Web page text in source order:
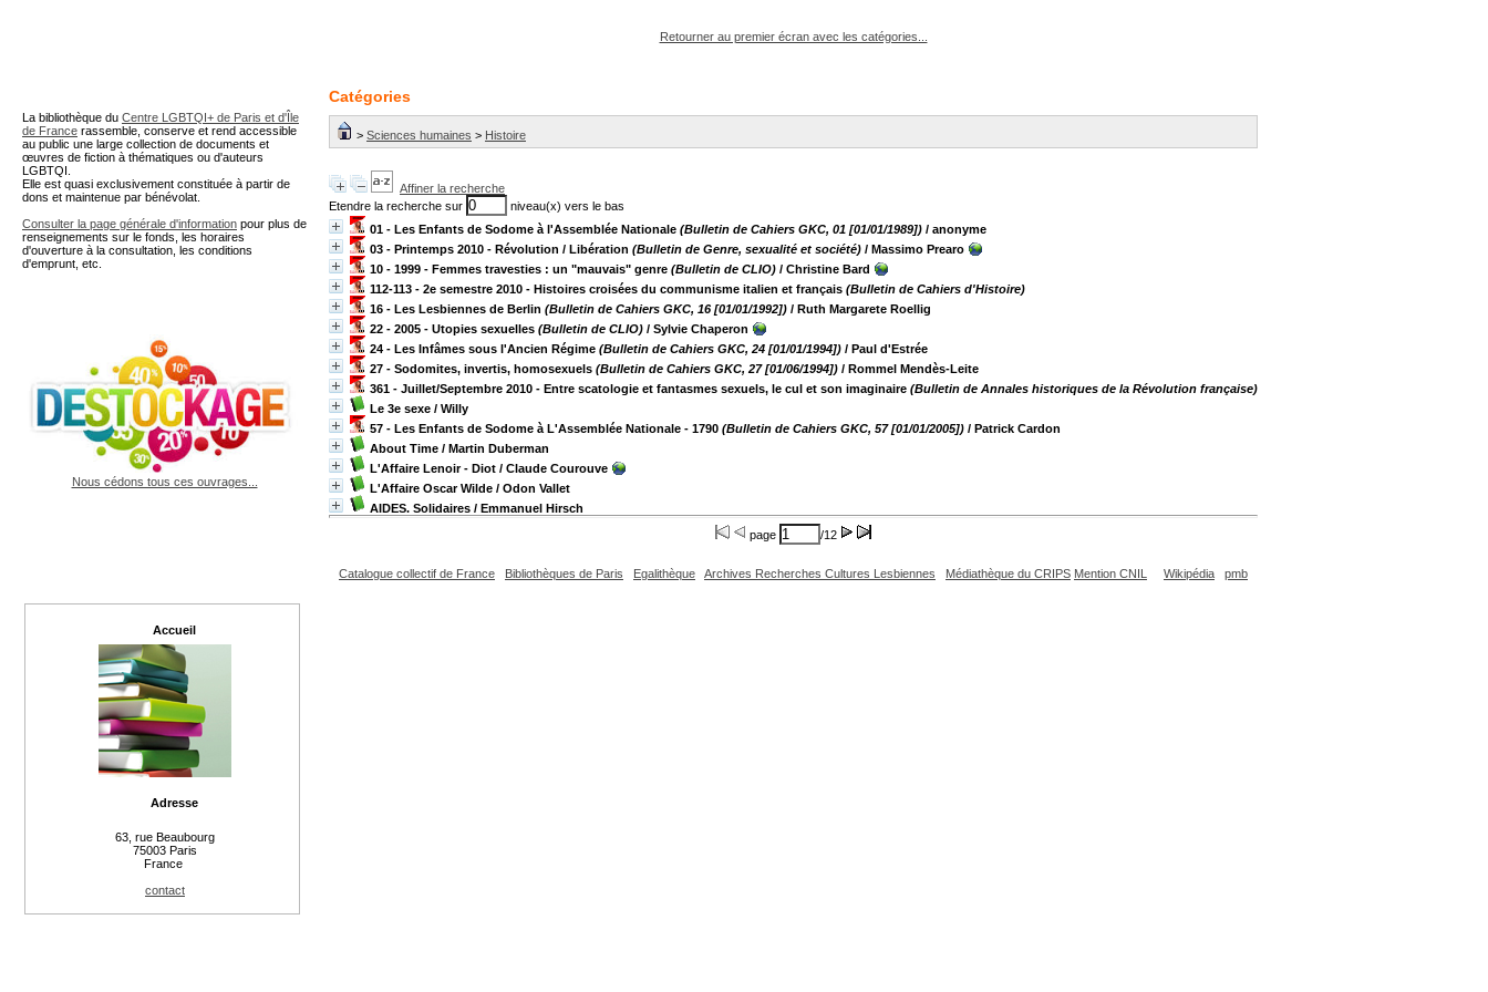
Retourner au premier écran avec les catégories...
Catégories
> Sciences humaines > Histoire
Affiner la recherche
Etendre la recherche sur
niveau(x) vers le bas
01 - Les Enfants de Sodome à l'Assemblée Nationale (Bulletin de Cahiers GKC, 01 [01/01/1989]) / anonyme
03 - Printemps 2010 - Révolution / Libération (Bulletin de Genre, sexualité et société) / Massimo Prearo
10 - 1999 - Femmes travesties : un "mauvais" genre (Bulletin de CLIO) / Christine Bard
112-113 - 2e semestre 2010 - Histoires croisées du communisme italien et français (Bulletin de Cahiers d'Histoire)
16 - Les Lesbiennes de Berlin (Bulletin de Cahiers GKC, 16 [01/01/1992]) / Ruth Margarete Roellig
22 - 2005 - Utopies sexuelles (Bulletin de CLIO) / Sylvie Chaperon
24 - Les Infâmes sous l'Ancien Régime (Bulletin de Cahiers GKC, 24 [01/01/1994]) / Paul d'Estrée
27 - Sodomites, invertis, homosexuels (Bulletin de Cahiers GKC, 27 [01/06/1994]) / Rommel Mendès-Leite
361 - Juillet/Septembre 2010 - Entre scatologie et fantasmes sexuels, le cul et son imaginaire (Bulletin de Annales historiques de la Révolution française)
Le 3e sexe / Willy
57 - Les Enfants de Sodome à L'Assemblée Nationale - 1790 (Bulletin de Cahiers GKC, 57 [01/01/2005]) / Patrick Cardon
About Time / Martin Duberman
L'Affaire Lenoir - Diot / Claude Courouve
L'Affaire Oscar Wilde / Odon Vallet
AIDES. Solidaires / Emmanuel Hirsch
page
/12
Catalogue collectif de France Bibliothèques de Paris Egalithèque Archives Recherches Cultures Lesbiennes Médiathèque du CRIPS Mention CNIL Wikipédia pmb
La bibliothèque du Centre LGBTQI+ de Paris et d'Île
de France rassemble, conserve et rend accessible
au public une large collection de documents et
œuvres de fiction à thématiques ou d'auteurs
LGBTQI.
Elle est quasi exclusivement constituée à partir de
dons et maintenue par bénévolat.
Consulter la page générale d'information pour plus de
renseignements sur le fonds, les horaires
d'ouverture à la consultation, les conditions
d'emprunt, etc.
Nous cédons tous ces ouvrages...
Accueil
Adresse
63, rue Beaubourg
75003 Paris
France
contact